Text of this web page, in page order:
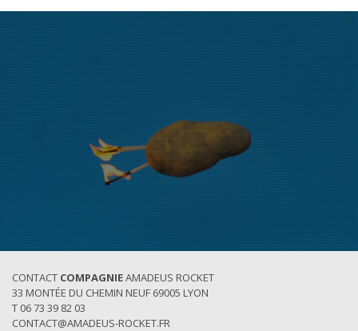
CONTACT COMPAGNIEAMADEUS ROCKET
33 MONTÉE DU CHEMIN NEUF 69005 LYON
T 06 73 39 82 03
CONTACT@AMADEUS-ROCKET.FR